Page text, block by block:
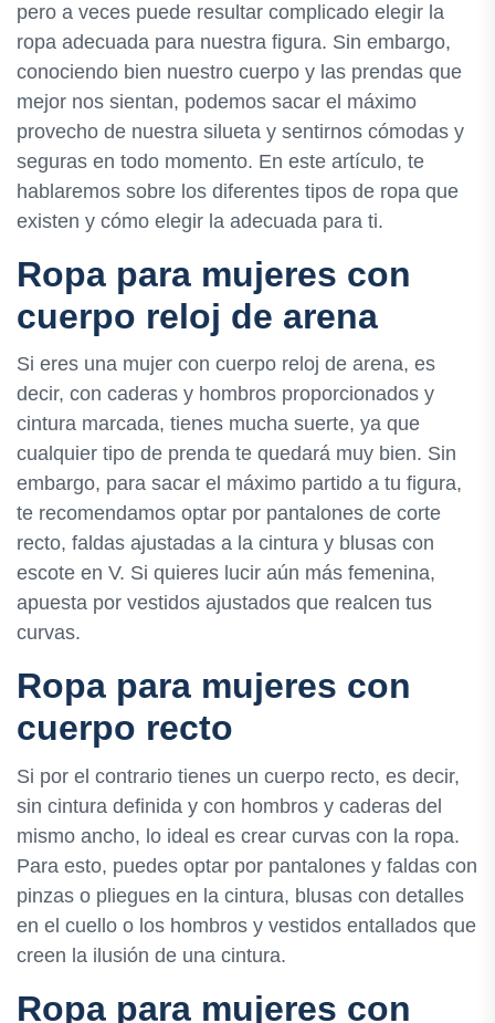
pero a veces puede resultar complicado elegir la
ropa adecuada para nuestra figura. Sin embargo,
conociendo bien nuestro cuerpo y las prendas que
mejor nos sientan, podemos sacar el máximo
provecho de nuestra silueta y sentirnos cómodas y
seguras en todo momento. En este artículo, te
hablaremos sobre los diferentes tipos de ropa que
existen y cómo elegir la adecuada para ti.
Ropa para mujeres con
cuerpo reloj de arena
Si eres una mujer con cuerpo reloj de arena, es
decir, con caderas y hombros proporcionados y
cintura marcada, tienes mucha suerte, ya que
cualquier tipo de prenda te quedará muy bien. Sin
embargo, para sacar el máximo partido a tu figura,
te recomendamos optar por pantalones de corte
recto, faldas ajustadas a la cintura y blusas con
escote en V. Si quieres lucir aún más femenina,
apuesta por vestidos ajustados que realcen tus
curvas.
Ropa para mujeres con
cuerpo recto
Si por el contrario tienes un cuerpo recto, es decir,
sin cintura definida y con hombros y caderas del
mismo ancho, lo ideal es crear curvas con la ropa.
Para esto, puedes optar por pantalones y faldas con
pinzas o pliegues en la cintura, blusas con detalles
en el cuello o los hombros y vestidos entallados que
creen la ilusión de una cintura.
Ropa para mujeres con